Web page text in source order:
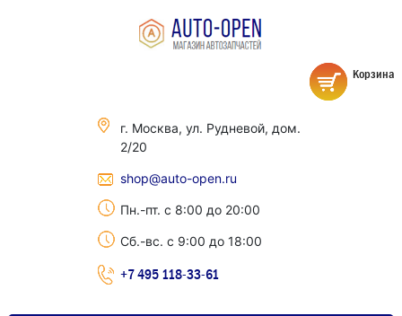
г. Москва, ул. Рудневой, дом.
2/20
shop@auto-open.ru
Пн.-пт. с 8:00 до 20:00
Сб.-вс. с 9:00 до 18:00
+7 495 118-33-61
Корзина